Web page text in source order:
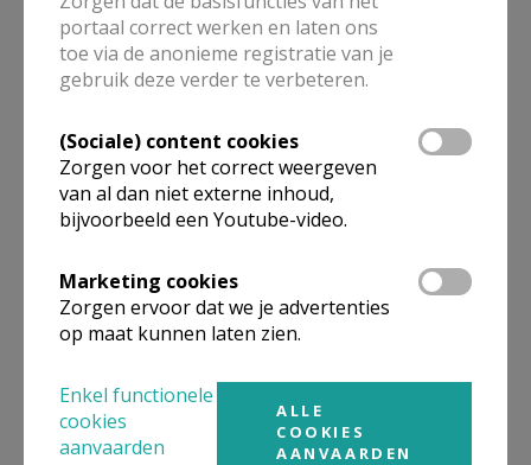
Werkgroep Brody Stanny en Maguy Scheipers-
Janssens - 03 281 49 15 -
werkgroep.brody@proximus.be
portaal correct werken en laten ons
toe via de anonieme registratie van je
gebruik deze verder te verbeteren.
(Sociale) content cookies
Zorgen voor het correct weergeven
van al dan niet externe inhoud,
bijvoorbeeld een Youtube-video.
Marketing cookies
Zorgen ervoor dat we je advertenties
op maat kunnen laten zien.
Enkel functionele
cookies
aanvaarden
ALLE
COOKIES
AANVAARDEN